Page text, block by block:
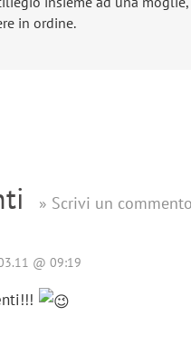
in ordine.
» Scrivi un commento
@ 09:19